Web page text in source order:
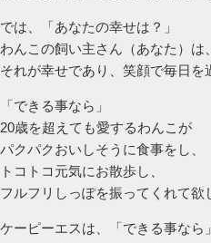
では、「あなたの幸せは？」
わんこの飼い主さん（あなた）
それが幸せであり、笑顔で毎日を
「できる事なら」
20歳を超えても愛するわんこが
パクパクおいしそうに食事をし、
トコトコ元気にお散歩し、
フルフリしっぽを振ってくれて欲
ケーピーエスは、「できる事なら